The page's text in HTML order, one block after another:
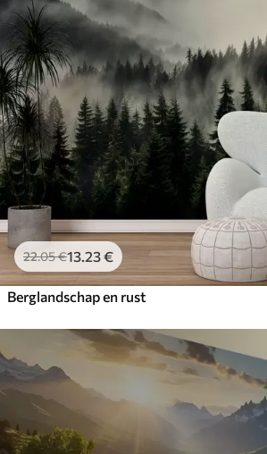
22.05€13 .23€
Berglandschap en rust